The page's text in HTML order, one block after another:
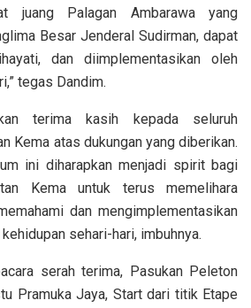
juang Palagan Ambarawa yang
Besar Jenderal Sudirman, dapat
dan diimplementasikan oleh
tegas Dandim.
terima kasih kepada seluruh
Kema atas dukungan yang diberikan.
ini diharapkan menjadi spirit bagi
Kema untuk terus memelihara
dan mengimplementasikan
sehari-hari, imbuhnya.
serah terima, Pasukan Peleton
Pramuka Jaya, Start dari titik Etape